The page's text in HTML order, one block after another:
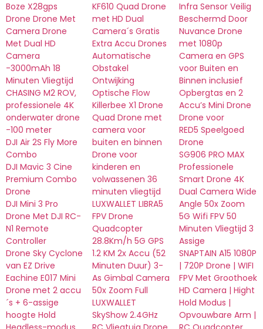
Boze X28gps
Drone Drone Met
Camera Drone
Met Dual HD
Camera
-3000mAh 18
Minuten Vliegtijd
CHASING M2 ROV,
professionele 4K
onderwater drone
-100 meter
DJI Air 2S Fly More
Combo
DJI Mavic 3 Cine
Premium Combo
Drone
DJI Mini 3 Pro
Drone Met DJI RC-
N1 Remote
Controller
Drone Sky Cyclone
van EZ Drive
Eachine E017 Mini
Drone met 2 accu
´s + 6-assige
hoogte Hold
KF610 Quad Drone
met HD Dual
Camera´s Gratis
Extra Accu Drones
Automatische
Obstakel
Ontwijking
Optische Flow
Killerbee X1 Drone
Quad Drone met
camera voor
buiten en binnen
Drone voor
kinderen en
volwassenen 36
minuten vliegtijd
LUXWALLET LIBRA5
FPV Drone
Quadcopter
28.8Km/h 5G GPS
1.2 KM 2x Accu (52
Minuten Duur) 3-
As Gimbal Camera
50x Zoom Full
LUXWALLET
SkyShow 2.4GHz
Infra Sensor Veilig
Beschermd Door
Nuvance Drone
met 1080p
Camera en GPS
voor Buiten en
Binnen inclusief
Opbergtas en 2
Accu’s Mini Drone
Drone voor
RED5 Speelgoed
Drone
SG906 PRO MAX
Professionele
Smart Drone 4K
Dual Camera Wide
Angle 50x Zoom
5G Wifi FPV 50
Minuten Vliegtijd 3
Assige
SNAPTAIN A15 1080P
| 720P Drone | WIFI
FPV Met Groothoek
HD Camera | Hight
Hold Modus |
Opvouwbare Arm |